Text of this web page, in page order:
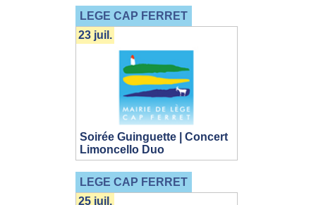
LEGE CAP FERRET
Soirée Guinguette | Concert
Limoncello Duo
23 juil.
LEGE CAP FERRET
25 juil.